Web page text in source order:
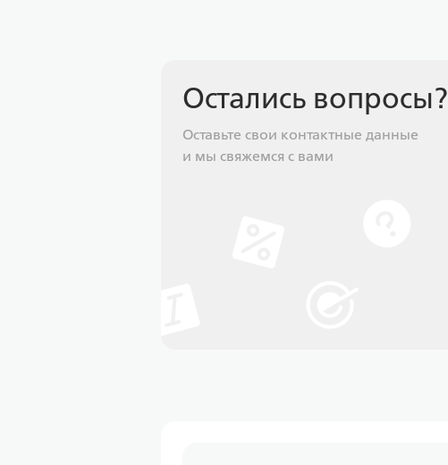
Остались вопросы?
Оставьте свои контактные данные
и мы свяжемся с вами